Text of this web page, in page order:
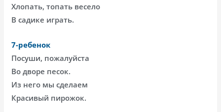
Хлопать, топать весело
В садике играть.
7-ребенок
Посуши, пожалуйста
Во дворе песок.
Из него мы сделаем
Красивый пирожок.